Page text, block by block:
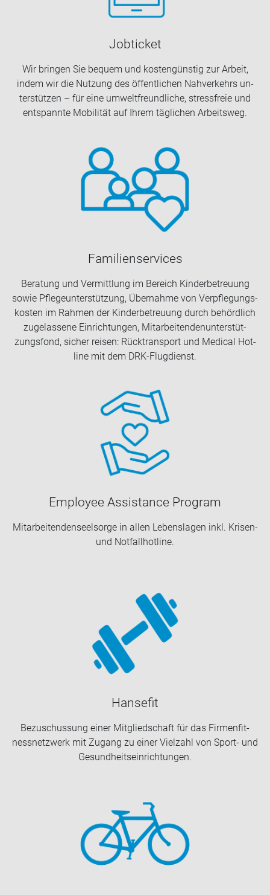
Job­ti­cket
Wir brin­gen Sie be­quem und kos­ten­güns­tig zur Ar­beit,
indem wir die Nut­zung des öf­fent­li­chen Nah­ver­kehrs un­
ter­stüt­zen – für eine um­welt­freund­li­che, stress­freie und
ent­spann­te Mo­bi­li­tät auf Ihrem täg­li­chen Ar­beits­weg.
Fa­mi­li­en­ser­vices
Be­ra­tung und Ver­mitt­lung im Be­reich Kin­der­be­treu­ung
sowie Pfle­ge­un­ter­stüt­zung, Über­nah­me von Ver­pfle­gungs­
kos­ten im Rah­men der Kin­der­be­treu­ung durch be­hörd­lich
zu­ge­las­se­ne Ein­rich­tun­gen, Mit­ar­bei­ten­den­un­ter­stüt­
zungs­fond, si­cher rei­sen: Rück­trans­port und Me­di­cal Hot­
line mit dem DRK-​Flugdienst.
Em­ployee As­si­s­tance Pro­gram
Mit­ar­bei­ten­den­seel­sor­ge in allen Le­bens­la­gen inkl. Krisen-​
und Not­fall­hot­line.
Han­se­fit
Be­zu­schus­sung einer Mit­glied­schaft für das Fir­men­fit­
ness­netz­werk mit Zu­gang zu einer Viel­zahl von Sport-​ und
Ge­sund­heits­ein­rich­tun­gen.